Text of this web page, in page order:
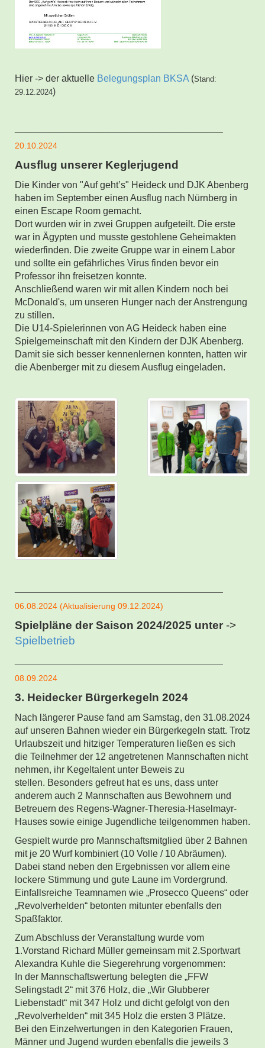
Hier -> der aktuelle Belegungsplan BKSA (Stand:
29.12.2024)
20.10.2024
Ausflug unserer Keglerjugend
Die Kinder von "Auf geht’s" Heideck und DJK Abenberg
haben im September einen Ausflug nach Nürnberg in
einen Escape Room gemacht.
Dort wurden wir in zwei Gruppen aufgeteilt. Die erste
war in Ägypten und musste gestohlene Geheimakten
wiederfinden. Die zweite Gruppe war in einem Labor
und sollte ein gefährliches Virus finden bevor ein
Professor ihn freisetzen konnte.
Anschließend waren wir mit allen Kindern noch bei
McDonald's, um unseren Hunger nach der Anstrengung
zu stillen.
Die U14-Spielerinnen von AG Heideck haben eine
Spielgemeinschaft mit den Kindern der DJK Abenberg.
Damit sie sich besser kennenlernen konnten, hatten wir
die Abenberger mit zu diesem Ausflug eingeladen.
06.08.2024 (Aktualisierung 09.12.2024)
Spielpläne der Saison 2024/2025 unter ->
Spielbetrieb
08.09.2024
3. Heidecker Bürgerkegeln 2024
Nach längerer Pause fand am Samstag, den 31.08.2024
auf unseren Bahnen wieder ein Bürgerkegeln statt. Trotz
Urlaubszeit und hitziger Temperaturen ließen es sich
die Teilnehmer der 12 angetretenen Mannschaften nicht
nehmen, ihr Kegeltalent unter Beweis zu
stellen. Besonders gefreut hat es uns, dass unter
anderem auch 2 Mannschaften aus Bewohnern und
Betreuern des Regens-Wagner-Theresia-Haselmayr-
Hauses sowie einige Jugendliche teilgenommen haben.
Gespielt wurde pro Mannschaftsmitglied über 2 Bahnen
mit je 20 Wurf kombiniert (10 Volle / 10 Abräumen).
Dabei stand neben den Ergebnissen vor allem eine
lockere Stimmung und gute Laune im Vordergrund.
Einfallsreiche Teamnamen wie „Prosecco Queens“ oder
„Revolverhelden“ betonten mitunter ebenfalls den
Spaßfaktor.
Zum Abschluss der Veranstaltung wurde vom
1.Vorstand Richard Müller gemeinsam mit 2.Sportwart
Alexandra Kuhle die Siegerehrung vorgenommen:
In der Mannschaftswertung belegten die „FFW
Selingstadt 2“ mit 376 Holz, die „Wir Glubberer
Liebenstadt“ mit 347 Holz und dicht gefolgt von den
„Revolverhelden“ mit 345 Holz die ersten 3 Plätze.
Bei den Einzelwertungen in den Kategorien Frauen,
Männer und Jugend wurden ebenfalls die jeweils 3